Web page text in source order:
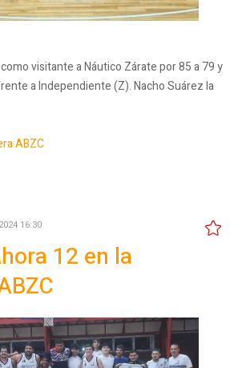
visitante a Náutico Zárate por 85 a 79 y
a Independiente (Z). Nacho Suárez la
ABZC
16:30
12 en la